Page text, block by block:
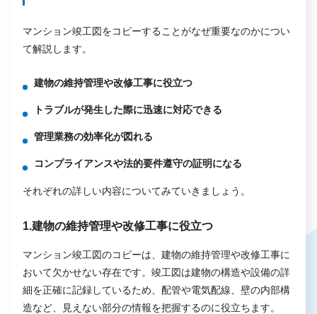
マンション竣工図をコピーすることがなぜ重要なのかについ
て解説します。
建物の維持管理や改修工事に役立つ
トラブルが発生した際に迅速に対応できる
管理業務の効率化が図れる
コンプライアンスや法的要件遵守の証明になる
それぞれの詳しい内容についてみていきましょう。
1.建物の維持管理や改修工事に役立つ
マンション竣工図のコピーは、建物の維持管理や改修工事に
おいて欠かせない存在です。竣工図は建物の構造や設備の詳
細を正確に記録しているため、配管や電気配線、壁の内部構
造など、見えない部分の情報を把握するのに役立ちます。